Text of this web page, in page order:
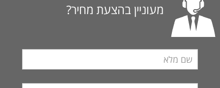
מעוניין בהצעת מחיר?